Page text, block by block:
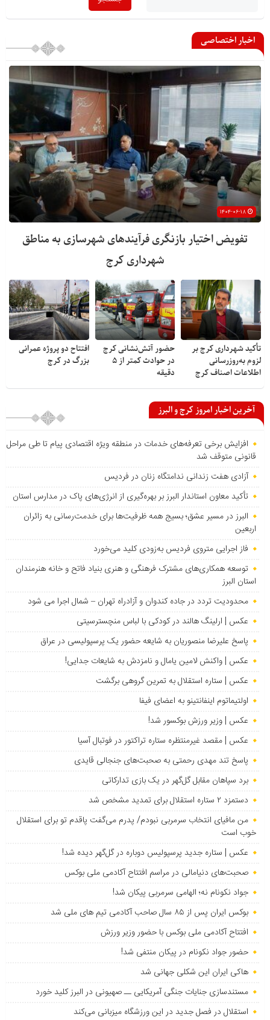
اخبار اختصاصی
تفویض اختیار بازنگری فرآیندهای شهرسازی به مناطق
شهرداری کرج
تأکید شهرداری کرج بر
لزوم به‌روزرسانی
اطلاعات اصناف کرج
حضور آتش‌نشانی کرج
در حوادث کمتر از ۵
دقیقه
افتتاح دو پروژه عمرانی
بزرگ در کرج
آخرین اخبار امروز کرج و البرز
افزایش برخی تعرفه‌های خدمات در منطقه ویژه اقتصادی پیام تا طی مراحل
قانونی متوقف شد
آزادی هفت زندانی ندامتگاه زنان در فردیس
تأکید معاون استاندار البرز بر بهره‌گیری از انرژی‌های پاک در مدارس استان
البرز در مسیر عشق؛ بسیج همه ظرفیت‌ها برای خدمت‌رسانی به زائران
اربعین
فاز اجرایی متروی فردیس به‌زودی کلید می‌خورد
توسعه همکاری‌های مشترک فرهنگی و هنری بنیاد فاتح و خانه هنرمندان
استان البرز
محدودیت تردد در جاده کندوان و آزادراه تهران – شمال اجرا می شود
عکس | ارلینگ هالند در کودکی با لباس منچسترسیتی
پاسخ علیرضا منصوریان به شایعه حضور یک پرسپولیسی در عراق
عکس | واکنش لامین یامال و نامزدش به شایعات جدایی!
عکس | ستاره استقلال به تمرین گروهی برگشت
اولتیماتوم اینفانتینو به اعضای فیفا
عکس | وزیر ورزش بوکسور شد!
عکس | مقصد غیرمنتظره ستاره تراکتور در فوتبال آسیا
پاسخ تند مهدی رحمتی به صحبت‌های جنجالی قایدی
برد سپاهان مقابل گل‌گهر در یک بازی تدارکاتی
دستمزد ۲ ستاره استقلال برای تمدید مشخص شد
من مافیای انتخاب سرمربی نبودم/ پدرم می‌گفت پاقدم تو برای استقلال
خوب است
عکس | ستاره جدید پرسپولیس دوباره در گل‌گهر دیده شد!
صحبت‌های دنیامالی در مراسم افتتاح آکادمی ملی بوکس
جواد نکونام نه؛ الهامی سرمربی پیکان شد!
بوکس ایران پس از ۸۵ سال صاحب آکادمی تیم های ملی شد
افتتاح آکادمی ملی بوکس با حضور وزیر ورزش
حضور جواد نکونام در پیکان منتفی شد!
هاکی ایران این شکلی جهانی شد
مستندسازی جنایات جنگی آمریکایی ــ صهیونی در البرز کلید خورد
استقلال در فصل جدید در این ورزشگاه میزبانی می‌کند